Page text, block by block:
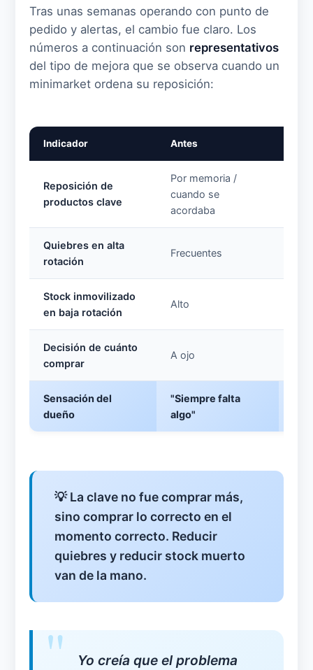
Tras unas semanas operando con punto de
pedido y alertas, el cambio fue claro. Los
números a continuación son representativos
del tipo de mejora que se observa cuando un
minimarket ordena su reposición:
Indicador Antes
Reposición de
productos clave
Por memoria /
cuando se
acordaba
Quiebres en alta
rotación
Frecuentes
Stock inmovilizado
en baja rotación
Alto
Decisión de cuánto
comprar
A ojo
Sensación del
dueño
"Siempre falta
algo"
💡 La clave no fue comprar más,
sino comprar lo correcto en el
momento correcto. Reducir
quiebres y reducir stock muerto
van de la mano.
Yo creía que el problema